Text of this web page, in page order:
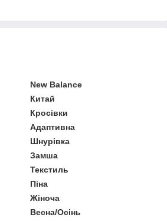
New Balance
Китай
Кросівки
Адаптивна
Шнурівка
Замша
Текстиль
Піна
Жіноча
Весна/Осінь